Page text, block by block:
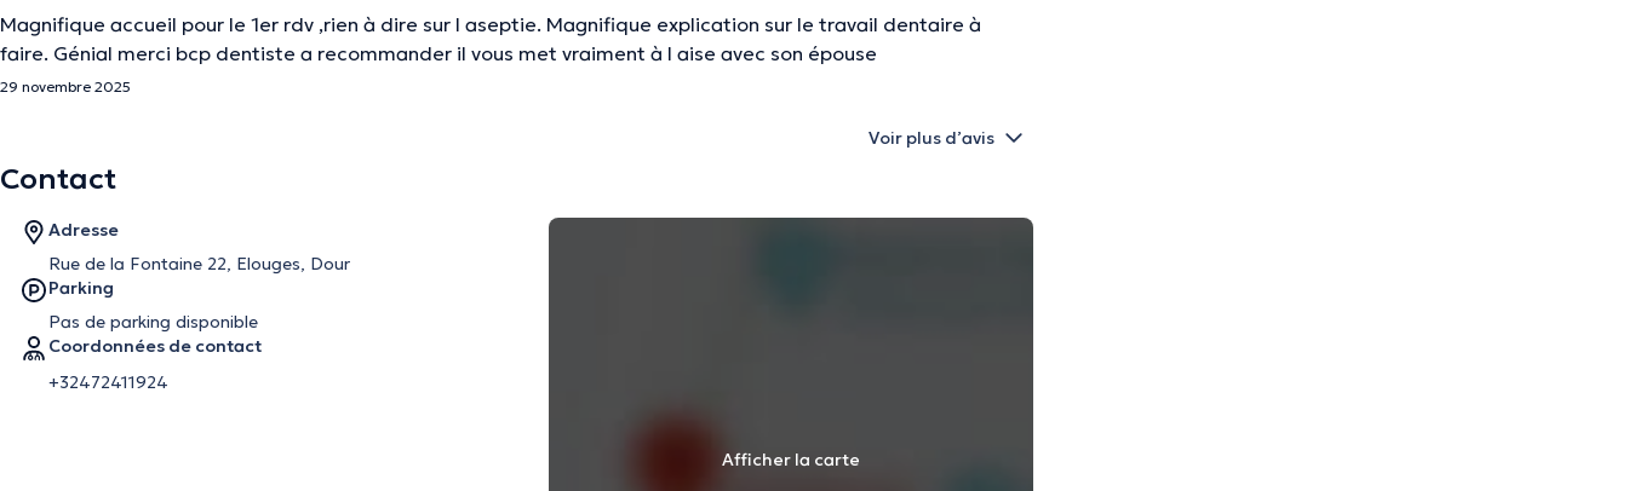
Magnifique accueil pour le 1er rdv ,rien à dire sur l aseptie. Magnifique explication sur le travail dentaire à
faire. Génial merci bcp dentiste a recommander il vous met vraiment à l aise avec son épouse
29 novembre 2025
Voir plus d’avis
Contact
Adresse
Rue de la Fontaine 22, Elouges, Dour
Parking
Pas de parking disponible
Coordonnées de contact
+32472411924
Afficher la carte